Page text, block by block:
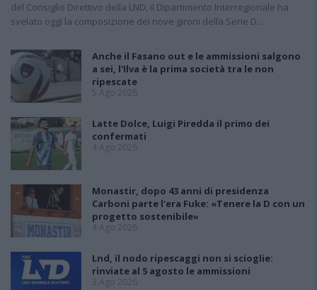
del Consiglio Direttivo della LND, il Dipartimento Interregionale ha
svelato oggi la composizione dei nove gironi della Serie D…
Anche il Fasano out e le ammissioni salgono
a sei, l'Ilva è la prima società tra le non
ripescate
5 Ago 2026
Latte Dolce, Luigi Piredda il primo dei
confermati
4 Ago 2026
Monastir, dopo 43 anni di presidenza
Carboni parte l'era Fuke: «Tenere la D con un
progetto sostenibile»
4 Ago 2026
Lnd, il nodo ripescaggi non si scioglie:
rinviate al 5 agosto le ammissioni
3 Ago 2026